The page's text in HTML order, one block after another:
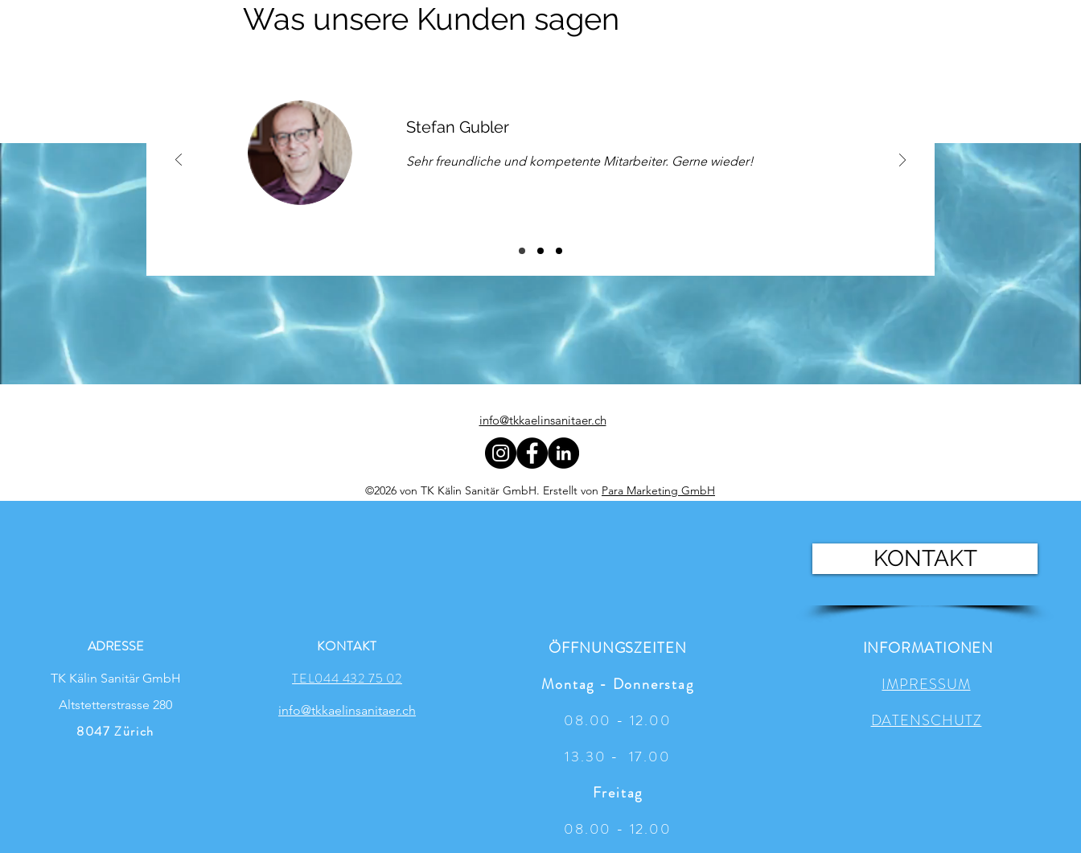
Was unsere Kunden sagen
Stefan Gubler
Sehr freundliche und kompetente Mitarbeiter. Gerne wieder!
info@tkkaelinsanitaer.ch
©2026 von TK Kälin Sanitär GmbH. Erstellt von Para Marketing GmbH
ADRESSE
TK Kälin Sanitär GmbH
Altstetterstrasse 280
8047 Zürich
KONTAKT
TEL044 432 75 02
info@tkkaelinsanitaer.ch
ÖFFNUNGSZEITEN
Montag - Donnerstag
08.00 - 12.00
13.30 - 17.00
Freitag
08.00 - 12.00
KONTAKT
INFORMATIONEN
IMPRESSUM
DATENSCHUTZ